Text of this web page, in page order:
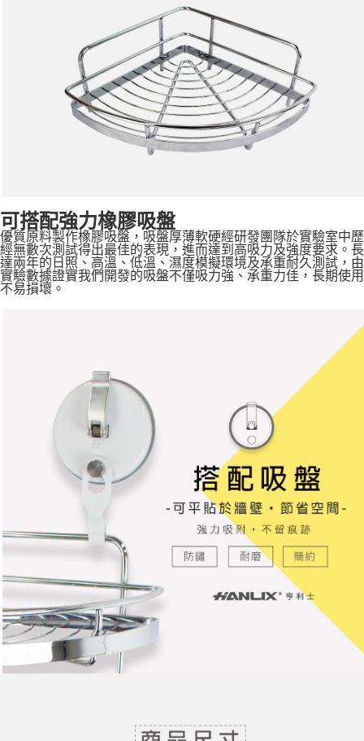
可搭配強力橡膠吸盤
優質原料製作橡膠吸盤，吸盤厚薄軟硬經研發團隊於實驗室中歷
經無數次測試得出最佳的表現，進而達到高吸力及強度要求。長
達兩年的日照、高溫、低溫、濕度模擬環境及承重耐久測試，由
實驗數據證實我們開發的吸盤不僅吸力強、承重力佳，長期使用
不易損壞。